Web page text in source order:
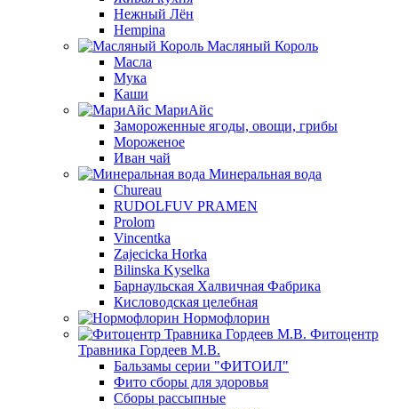
Нежный Лён
Hempina
Масляный Король
Масла
Мука
Каши
МариАйс
Замороженные ягоды, овощи, грибы
Мороженое
Иван чай
Минеральная вода
Chureau
RUDOLFUV PRAMEN
Prolom
Vincentka
Zajecicka Horka
Bilinska Kyselka
Барнаульская Халвичная Фабрика
Кисловодская целебная
Нормофлорин
Фитоцентр
Травника Гордеев М.В.
Бальзамы серии "ФИТОИЛ"
Фито сборы для здоровья
Сборы рассыпные